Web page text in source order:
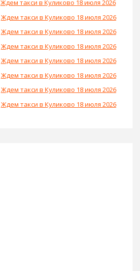
Ждем такси в Куликово 18 июля 2026
Ждем такси в Куликово 18 июля 2026
Ждем такси в Куликово 18 июля 2026
Ждем такси в Куликово 18 июля 2026
Ждем такси в Куликово 18 июля 2026
Ждем такси в Куликово 18 июля 2026
Ждем такси в Куликово 18 июля 2026
Ждем такси в Куликово 18 июля 2026